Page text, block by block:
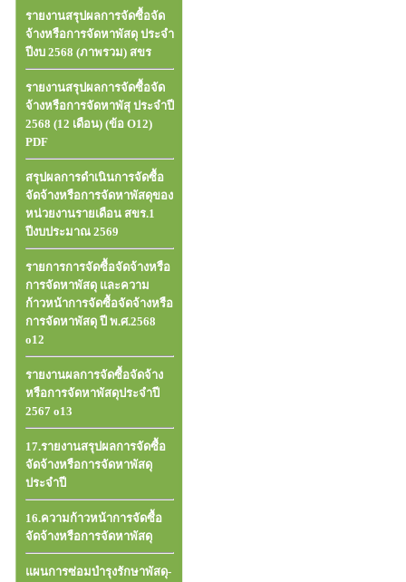
รายงานสรุปผลการจัดซื้อจัด
จ้างหรือการจัดหาพัสดุ ประจำ
ปีงบ 2568 (ภาพรวม) สขร
รายงานสรุปผลการจัดซื้อจัด
จ้างหรือการจัดหาพัสุ ประจำปี
2568 (12 เดือน) (ข้อ O12)
PDF
สรุปผลการดำเนินการจัดซื้อ
จัดจ้างหรือการจัดหาพัสดุของ
หน่วยงานรายเดือน สขร.1
ปีงบประมาณ 2569
รายการการจัดซื้อจัดจ้างหรือ
การจัดหาพัสดุ และความ
ก้าวหน้าการจัดซื้อจัดจ้างหรือ
การจัดหาพัสดุ ปี พ.ศ.2568
o12
รายงานผลการจัดซื้อจัดจ้าง
หรือการจัดหาพัสดุประจำปี
2567 o13
17.รายงานสรุปผลการจัดซื้อ
จัดจ้างหรือการจัดหาพัสดุ
ประจำปี
16.ความก้าวหน้าการจัดซื้อ
จัดจ้างหรือการจัดหาพัสดุ
แผนการซ่อมบำรุงรักษาพัสดุ-